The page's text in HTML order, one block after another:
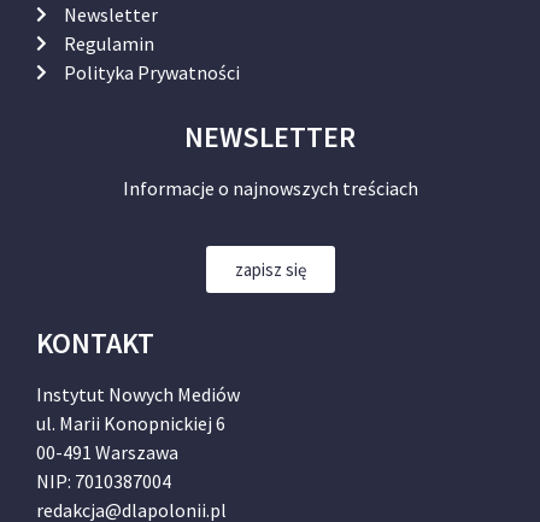
Newsletter
Regulamin
Polityka Prywatności
NEWSLETTER
Informacje o najnowszych treściach
zapisz się
KONTAKT
Instytut Nowych Mediów
ul. Marii Konopnickiej 6
00-491 Warszawa
NIP: 7010387004
redakcja@dlapolonii.pl